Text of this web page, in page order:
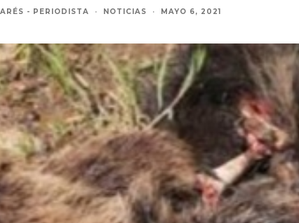
- PERIODISTA · NOTICIAS · MAYO 6, 2021